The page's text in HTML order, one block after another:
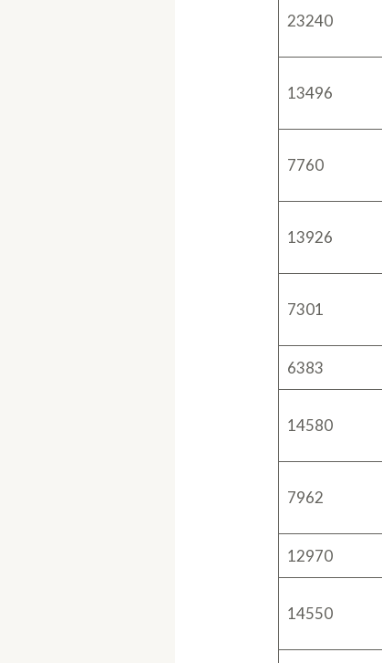
23240
13496
7760
13926
7301
6383
14580
7962
12970
14550